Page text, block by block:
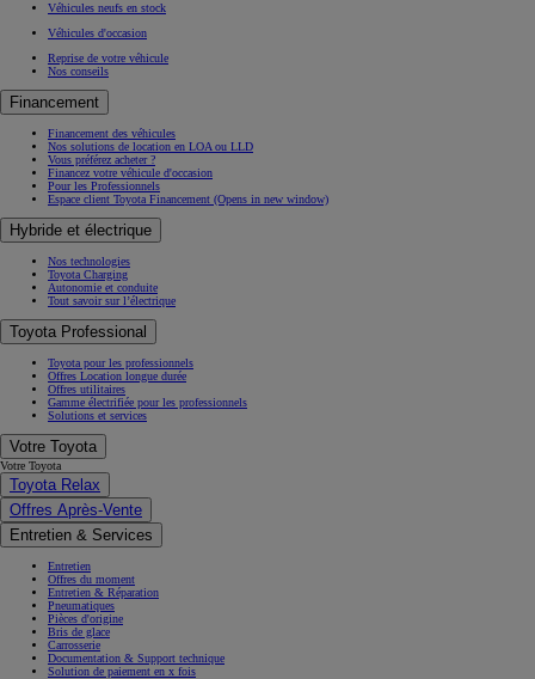
Véhicules neufs en stock
Véhicules d'occasion
Reprise de votre véhicule
Nos conseils
Financement
Financement des véhicules
Nos solutions de location en LOA ou LLD
Vous préférez acheter ?
Financez votre véhicule d'occasion
Pour les Professionnels
Espace client Toyota Financement (Opens in new window)
Hybride et électrique
Nos technologies
Toyota Charging
Autonomie et conduite
Tout savoir sur l’électrique
Toyota Professional
Toyota pour les professionnels
Offres Location longue durée
Offres utilitaires
Gamme électrifiée pour les professionnels
Solutions et services
Votre Toyota
Votre Toyota
Toyota Relax
Offres Après-Vente
Entretien & Services
Entretien
Offres du moment
Entretien & Réparation
Pneumatiques
Pièces d'origine
Bris de glace
Carrosserie
Documentation & Support technique
Solution de paiement en x fois